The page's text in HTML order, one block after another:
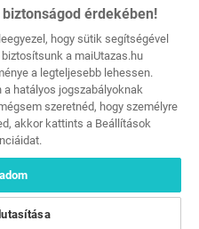
-53%
-53%
február 17. – 2025. február
a szállások napi szobaáraiból (rack
(MKEH Engedélyszám: U-
Group Zrt.])
érdekében!
hogy sütik segítségével
a maiUtazas.hu
a legteljesebb lehessen.
hatályos jogszabályoknak
szeretnéd, hogy személyre
akkor kattints a Beállítások